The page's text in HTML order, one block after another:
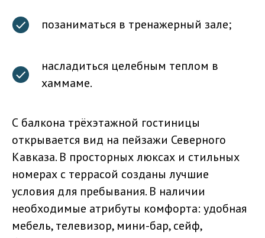
позаниматься в тренажерный зале;
насладиться целебным теплом в
хаммаме.
С балкона трёхэтажной гостиницы
открывается вид на пейзажи Северного
Кавказа. В просторных люксах и стильных
номерах с террасой созданы лучшие
условия для пребывания. В наличии
необходимые атрибуты комфорта: удобная
мебель, телевизор, мини-бар, сейф,